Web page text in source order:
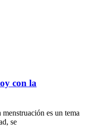
con la
es un tema
se